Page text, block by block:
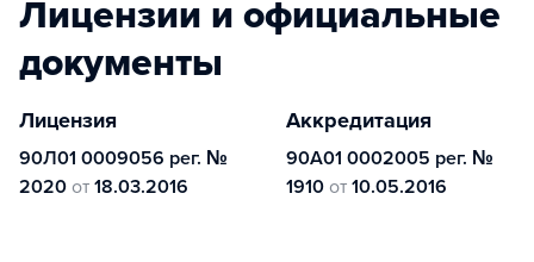
Лицензии и официальные
документы
Лицензия
90Л01 0009056 рег. №
2020 от 18.03.2016
Аккредитация
90А01 0002005 рег. №
1910 от 10.05.2016